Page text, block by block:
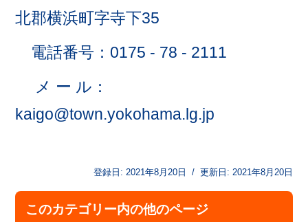
北郡横浜町字寺下35
電話番号：0175 - 78 - 2111
メ ー ル：
kaigo@town.yokohama.lg.jp
登録日: 2021年8月20日 / 更新日: 2021年8月20日
このカテゴリー内の他のページ